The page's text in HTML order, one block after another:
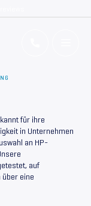
für ihre
in Unternehmen
an HP-
auf
eine